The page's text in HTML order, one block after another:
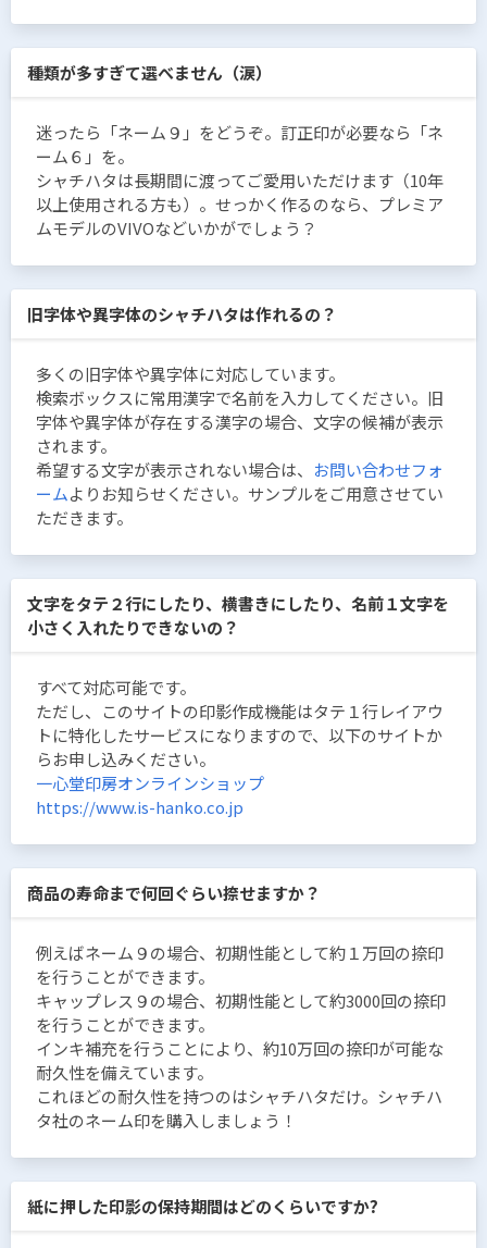
種類が多すぎて選べません（涙）
迷ったら「ネーム９」をどうぞ。訂正印が必要なら「ネ
ーム６」を。
シャチハタは長期間に渡ってご愛用いただけます（10年
以上使用される方も）。せっかく作るのなら、プレミア
ムモデルのVIVOなどいかがでしょう？
旧字体や異字体のシャチハタは作れるの？
多くの旧字体や異字体に対応しています。
検索ボックスに常用漢字で名前を入力してください。旧
字体や異字体が存在する漢字の場合、文字の候補が表示
されます。
希望する文字が表示されない場合は、 お問い合わせフォ
ームよりお知らせください。サンプルをご用意させてい
ただきます。
文字をタテ２行にしたり、横書きにしたり、名前１文字を
小さく入れたりできないの？
すべて対応可能です。
ただし、このサイトの印影作成機能はタテ１行レイアウ
トに特化したサービスになりますので、以下のサイトか
らお申し込みください。
一心堂印房オンラインショップ
https://www.is-hanko.co.jp
商品の寿命まで何回ぐらい捺せますか？
例えばネーム９の場合、初期性能として約１万回の捺印
を行うことができます。
キャップレス９の場合、初期性能として約3000回の捺印
を行うことができます。
インキ補充を行うことにより、約10万回の捺印が可能な
耐久性を備えています。
これほどの耐久性を持つのはシャチハタだけ。シャチハ
タ社のネーム印を購入しましょう！
紙に押した印影の保持期間はどのくらいですか?